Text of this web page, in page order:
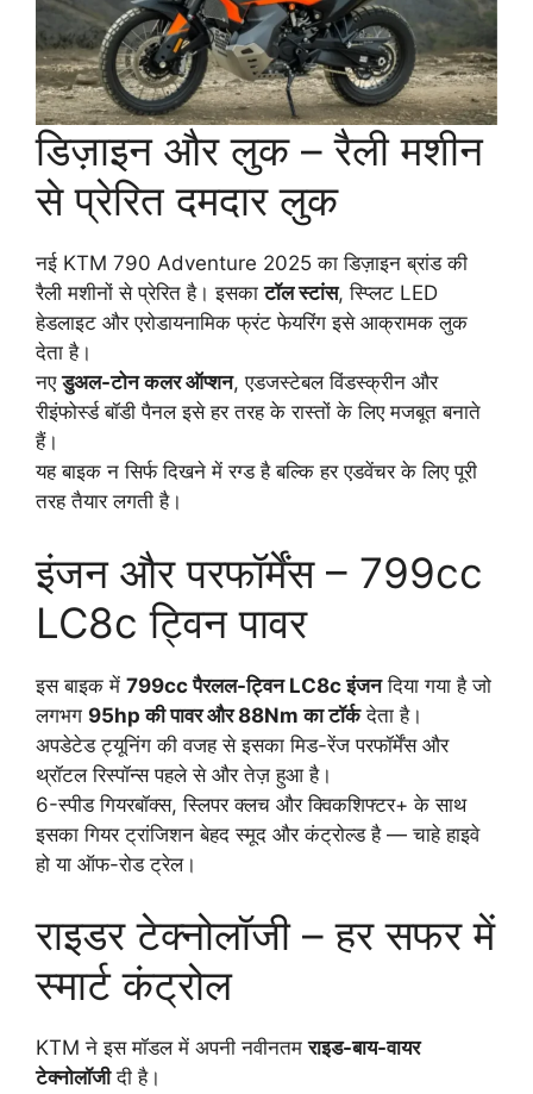
डिज़ाइन और लुक – रैली मशीन
से प्रेरित दमदार लुक
नई KTM 790 Adventure 2025 का डिज़ाइन ब्रांड की
रैली मशीनों से प्रेरित है। इसकाटॉल स्टांस, स्प्लिट LED
हेडलाइट और एरोडायनामिक फ्रंट फेयरिंग इसे आक्रामक लुक
देता है।
नएडुअल-टोन कलर ऑप्शन, एडजस्टेबल विंडस्क्रीन और
रीइंफोर्स्ड बॉडी पैनल इसे हर तरह के रास्तों के लिए मजबूत बनाते
हैं।
यह बाइक न सिर्फ दिखने में रग्ड है बल्कि हर एडवेंचर के लिए पूरी
तरह तैयार लगती है।
इंजन और परफॉर्मेंस – 799cc
LC8c ट्विन पावर
इस बाइक में 799cc पैरलल-ट्विन LC8c इंजनदिया गया है जो
लगभग 95hp की पावर और 88Nm का टॉर्कदेता है।
अपडेटेड ट्यूनिंग की वजह से इसका मिड-रेंज परफॉर्मेंस और
थ्रॉटल रिस्पॉन्स पहले से और तेज़ हुआ है।
6-स्पीड गियरबॉक्स, स्लिपर क्लच और क्विकशिफ्टर+ के साथ
इसका गियर ट्रांजिशन बेहद स्मूद और कंट्रोल्ड है — चाहे हाइवे
हो या ऑफ-रोड ट्रेल।
राइडर टेक्नोलॉजी – हर सफर में
स्मार्ट कंट्रोल
KTM ने इस मॉडल में अपनी नवीनतमराइड-बाय-वायर
टेक्नोलॉजीदी है।